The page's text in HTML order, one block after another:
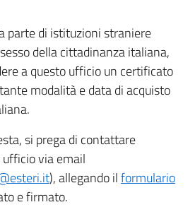
parte di istituzioni straniere
della cittadinanza italiana,
a questo ufficio un certificato
modalità e data di acquisto
si prega di contattare
via email
), allegando ilformulario
e firmato.